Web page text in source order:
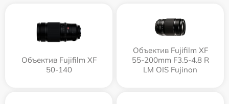
Объектив Fujifilm XF
50-140
Объектив Fujifilm XF
55-200mm F3.5-4.8 R
LM OIS Fujinon